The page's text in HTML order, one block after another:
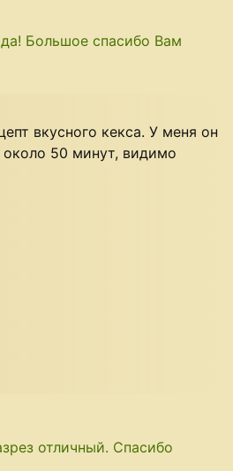
Большое спасибо Вам
вкусного кекса. У меня он
50 минут, видимо
отличный. Спасибо